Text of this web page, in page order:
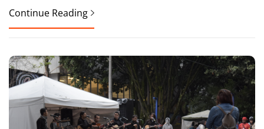
Continue Reading